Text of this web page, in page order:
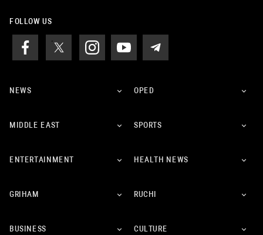
FOLLOW US
NEWS OPED
MIDDLE EAST SPORTS
ENTERTAINMENT HEALTH NEWS
GRIHAM RUCHI
BUSINESS CULTURE